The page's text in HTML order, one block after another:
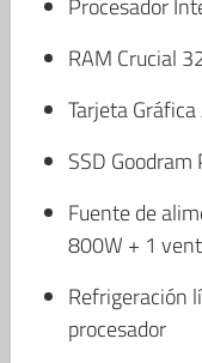
Procesador
RAM Crucial
Tarjeta
SSD
Fuente de
800W + 1
Refrigeración
procesador